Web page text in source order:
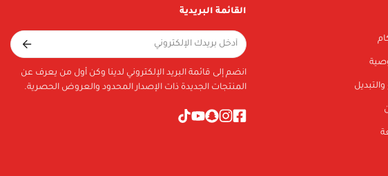
القائمة البريدية
انضم إلى قائمة البريد الإلكتروني لدينا وكن أول من يعرف عن
المنتجات الجديدة ذات الإصدار المحدود والعروض الحصرية.